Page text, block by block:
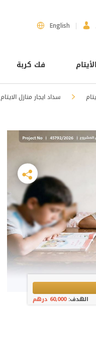
English
فك كربة
سداد ايجار منازل الايتام
الهدف:60,000 درهم